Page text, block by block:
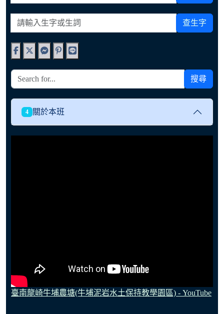
請輸入生字或生詞 查生字
搜尋
4 關於本班
臺南龍崎牛埔農塘(牛埔泥岩水土保持教學園區) - YouTube